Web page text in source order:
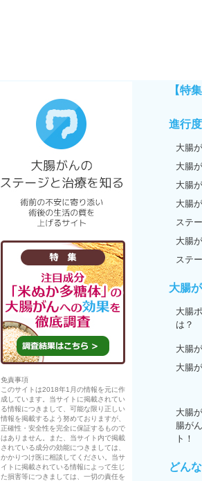
免責事項
このサイトは2018年1月の情報を元に作
成しています。当サイトに掲載されてい
る情報につきまして、可能な限り正しい
情報を掲載するよう努めておりますが、
正確性・安全性を完全に保証するもので
はありません。また、当サイト内で掲載
されている成分の効能につきましては、
かかりつけ医に相談してください。当サ
イトに掲載されている情報によって生じ
た損害等につきましては、一切の責任を
【特
進行
大腸
大腸
大腸
大腸
ステ
大腸
ステ
大腸
大腸
は？
大腸
大腸
大腸
腸が
ト！
どん